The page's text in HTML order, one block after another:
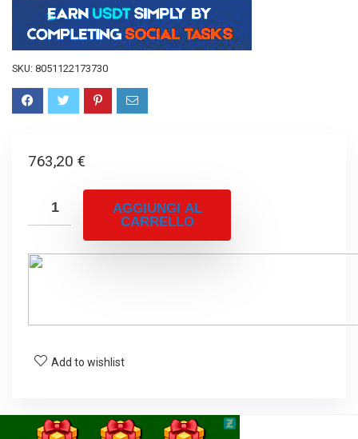
SKU: 8051122173730
763,20 €
AGGIUNGI AL
CARRELLO
Add to wishlist